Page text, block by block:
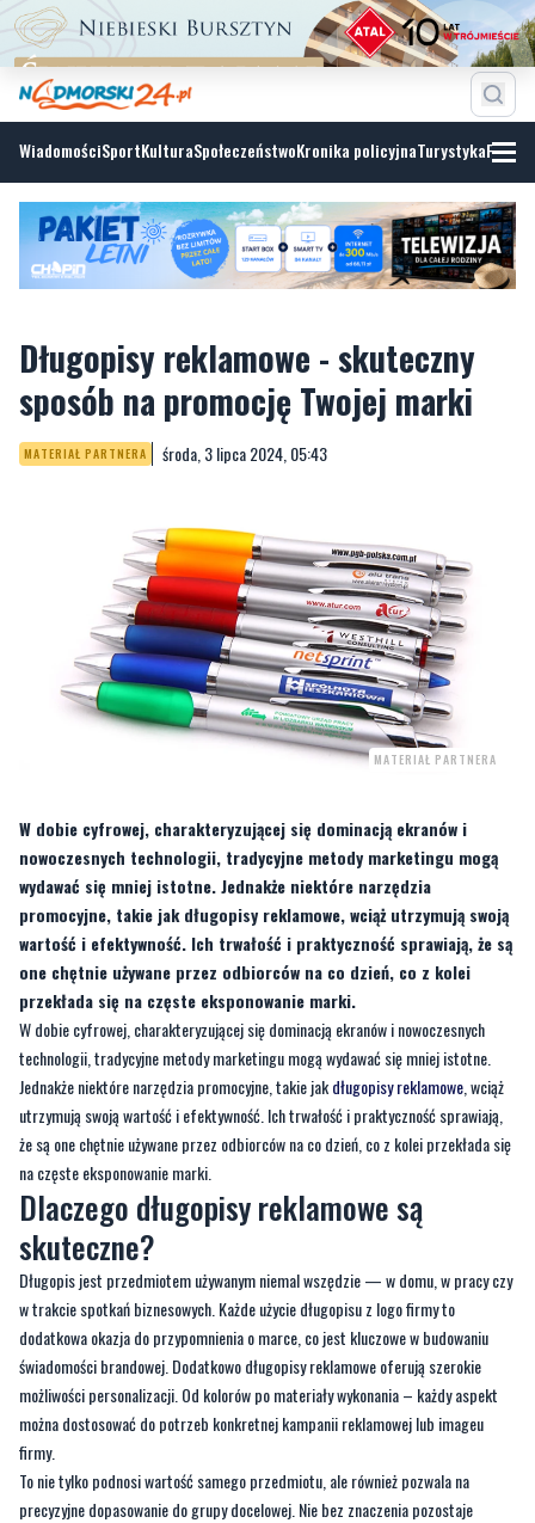
WiadomościSportKulturaSpołeczeństwoKronika policyjnaTurystyka
Długopisy reklamowe - skuteczny
MATERIAŁ PARTNERA środa, 3 lipca 2024, 05:43
MATERIAŁ PARTNERA
W dobie cyfrowej, charakteryzującej się dominacją ekranów i
nowoczesnych technologii, tradycyjne metody marketingu mogą
promocyjne, takie jak długopisy reklamowe, wciąż utrzymują swoją
wartość i efektywność. Ich trwałość i praktyczność sprawiają, że są
one chętnie używane przez odbiorców na co dzień, co z kolei
przekłada się na częste eksponowanie marki.
W dobie cyfrowej, charakteryzującej się dominacją ekranów i nowoczesnych
technologii, tradycyjne metody marketingu mogą wydawać się mniej istotne.
Jednakże niektóre narzędzia promocyjne, takie jakdługopisy reklamowe
utrzymują swoją wartość i efektywność. Ich trwałość i praktyczność sprawiają,
że są one chętnie używane przez odbiorców na co dzień, co z kolei przekłada się
na częste eksponowanie marki.
Dlaczego długopisy reklamowe są
skuteczne?
Długopis jest przedmiotem używanym niemal wszędzie — w domu, w pracy czy
w trakcie spotkań biznesowych. Każde użycie długopisu z logo firmy to
dodatkowa okazja do przypomnienia o marce, co jest kluczowe w budowaniu
świadomości brandowej. Dodatkowo długopisy reklamowe oferują szerokie
możliwości personalizacji. Od kolorów po materiały wykonania – każdy aspekt
można dostosować do potrzeb konkretnej kampanii reklamowej lub imageu
firmy.
To nie tylko podnosi wartość samego przedmiotu, ale również pozwala na
precyzyjne dopasowanie do grupy docelowej. Nie bez znaczenia pozostaje
również koszt – są to jedne z najbardziej efektywnych gadżetów reklamowych
dostępnych na rynku. Ich niska cena zakupu przy jednoczesnym szerokim
zasięgu oraz długotrwałym użytkowaniu czynią je atrakcyjną opcją dla firm